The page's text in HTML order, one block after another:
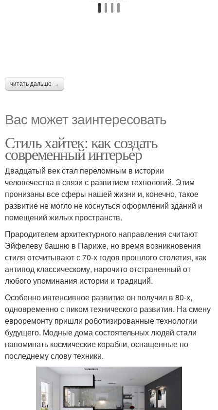
читать дальше →
Вас может заинтересовать
Стиль хайтек: как создать
современный интерьер
Двадцатый век стал переломным в истории
человечества в связи с развитием технологий. Этим
пронизаны все сферы нашей жизни и, конечно, такое
развитие не могло не коснуться оформлений зданий и
помещений жилых пространств.
Прародителем архитектурного направления считают
Эйфелеву башню в Париже, но время возникновения
стиля отсчитывают с 70-х годов прошлого столетия, как
антипод классическому, нарочито отстраненный от
любого упоминания истории и традиций.
Особенно интенсивное развитие он получил в 80-х,
одновременно с пиком технического развития. На смену
евроремонту пришли роботизированные технологии
будущего. Модные дома состоятельных людей стали
напоминать космические корабли, оснащенные по
последнему слову техники.